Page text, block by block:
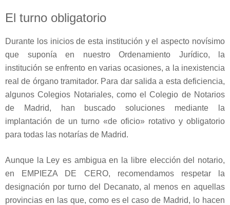
El turno obligatorio
Durante los inicios de esta institución y el aspecto novísimo
que suponía en nuestro Ordenamiento Jurídico, la
institución se enfrento en varias ocasiones, a la inexistencia
real de órgano tramitador. Para dar salida a esta deficiencia,
algunos Colegios Notariales, como el Colegio de Notarios
de Madrid, han buscado soluciones mediante la
implantación de un turno «de oficio» rotativo y obligatorio
para todas las notarías de Madrid.
Aunque la Ley es ambigua en la libre elección del notario,
en EMPIEZA DE CERO, recomendamos respetar la
designación por turno del Decanato, al menos en aquellas
provincias en las que, como es el caso de Madrid, lo hacen